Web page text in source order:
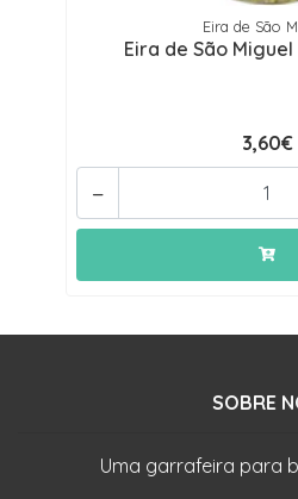
Eira de São
Eira de São
3,60€
-
SOBRE
Uma garrafeira para